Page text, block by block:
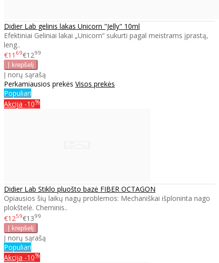
Didier Lab gelinis lakas Unicorn "Jelly" 10ml
Efektiniai Geliniai lakai „Unicorn“ sukurti pagal meistrams įprastą,
leng..
€11 69€1299
Į norų sąrašą
Perkamiausios prekės Visos prekės
Populiari
Akcija -10%
Didier Lab Stiklo pluošto bazė FIBER OCTAGON
Opiausios šių laikų nagų problemos: Mechaniškai išploninta nago
plokštelė. Cheminis..
€1259€1399
Į norų sąrašą
Populiari
Akcija -10%